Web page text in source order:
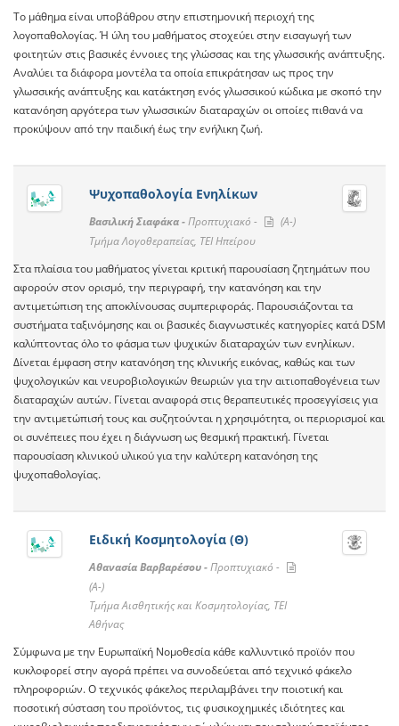
Το μάθημα είναι υποβάθρου στην επιστημονική περιοχή της
λογοπαθολογίας. Ή ύλη του μαθήματος στοχεύει στην εισαγωγή των
φοιτητών στις βασικές έννοιες της γλώσσας και της γλωσσικής ανάπτυξης.
Αναλύει τα διάφορα μοντέλα τα οποία επικράτησαν ως προς την
γλωσσικής ανάπτυξης και κατάκτηση ενός γλωσσικού κώδικα με σκοπό την
κατανόηση αργότερα των γλωσσικών διαταραχών οι οποίες πιθανά να
προκύψουν από την παιδική έως την ενήλικη ζωή.
Ψυχοπαθολογία Ενηλίκων
Βασιλική Σιαφάκα -Προπτυχιακό -
(A-)
Τμήμα Λογοθεραπείας, ΤΕΙ Ηπείρου
Στα πλαίσια του μαθήματος γίνεται κριτική παρουσίαση ζητημάτων που
αφορούν στον ορισμό, την περιγραφή, την κατανόηση και την
αντιμετώπιση της αποκλίνουσας συμπεριφοράς. Παρουσιάζονται τα
συστήματα ταξινόμησης και οι βασικές διαγνωστικές κατηγορίες κατά DSM
καλύπτοντας όλο το φάσμα των ψυχικών διαταραχών των ενηλίκων.
Δίνεται έμφαση στην κατανόηση της κλινικής εικόνας, καθώς και των
ψυχολογικών και νευροβιολογικών θεωριών για την αιτιοπαθογένεια των
διαταραχών αυτών. Γίνεται αναφορά στις θεραπευτικές προσεγγίσεις για
την αντιμετώπισή τους και συζητούνται η χρησιμότητα, οι περιορισμοί και
οι συνέπειες που έχει η διάγνωση ως θεσμική πρακτική. Γίνεται
παρουσίαση κλινικού υλικού για την καλύτερη κατανόηση της
ψυχοπαθολογίας.
Ειδική Κοσμητολογία (Θ)
Αθανασία Βαρβαρέσου -Προπτυχιακό -
(A-)
Τμήμα Αισθητικής και Κοσμητολογίας, ΤΕΙ
Αθήνας
Σύμφωνα με την Ευρωπαϊκή Νομοθεσία κάθε καλλυντικό προϊόν που
κυκλοφορεί στην αγορά πρέπει να συνοδεύεται από τεχνικό φάκελο
πληροφοριών. O τεχνικός φάκελος περιλαμβάνει την ποιοτική και
ποσοτική σύσταση του προϊόντος, τις φυσικοχημικές ιδιότητες και